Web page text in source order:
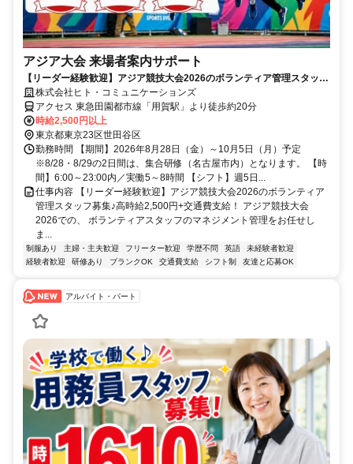
アジア大会 来場者案内サポート
【リーダー経験歓迎】アジア競技大会2026のボランティア管理スタッフ
募集♪高時給2,500円+交通費支給！
株式会社ヒト・コミュニケーションズ
アクセス 東急田園都市線「用賀駅」より徒歩約20分
時給2,500円以上
東京都東京23区世田谷区
勤務時間 【期間】2026年8月28日（金）～10月5日（月）予定
※8/28・8/29の2日間は、集合研修（名古屋市内）となります。 【時
間】6:00～23:00内／実働5～8時間 【シフト】週5日...
仕事内容 【リーダー経験歓迎】アジア競技大会2026のボランティア
管理スタッフ募集♪高時給2,500円+交通費支給！ アジア競技大会
2026での、 ボランティアスタッフのマネジメント管理をお任せし
ま...
制服あり 主婦・主夫歓迎 フリーター歓迎 学歴不問 英語
未経験者歓迎
経験者歓迎
研修あり ブランクOK 交通費支給 シフト制 友達と応募OK
アルバイト・パート